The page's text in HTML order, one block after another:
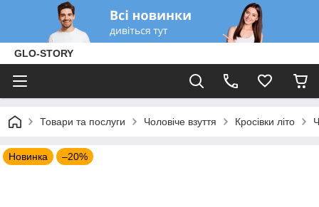
GLO-STORY
Товари та послуги Чоловіче взуття Кросівки літо
Новинка –20%